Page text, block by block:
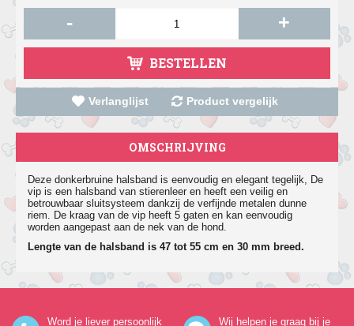
- +
BESTELLEN
Verlanglijst Product vergelijk
OMSCHRIJVING
Deze donkerbruine halsband is eenvoudig en elegant tegelijk, De
vip is een halsband van stierenleer en heeft een veilig en
betrouwbaar sluitsysteem dankzij de verfijnde metalen dunne
riem. De kraag van de vip heeft 5 gaten en kan eenvoudig
worden aangepast aan de nek van de hond.
Lengte van de halsband is 47 tot 55 cm en 30 mm breed.
Word je liever persoonlijk
Wij helpen je graag bij je